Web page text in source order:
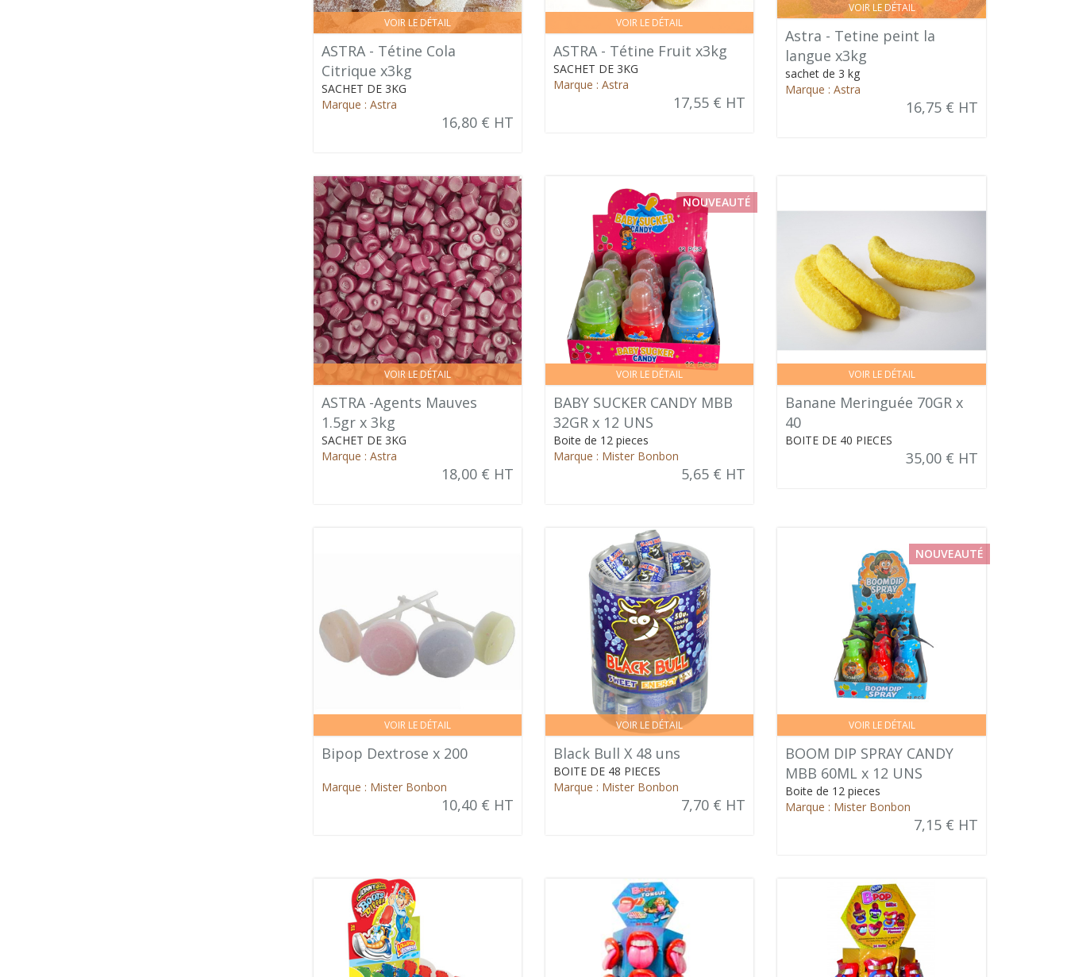
VOIR LE DÉTAIL
ASTRA - Tétine Cola
Citrique x3kg
SACHET DE 3KG
Marque : Astra
16,80 € HT
VOIR LE DÉTAIL
ASTRA - Tétine Fruit x3kg
SACHET DE 3KG
Marque : Astra
17,55 € HT
VOIR LE DÉTAIL
Astra - Tetine peint la
langue x3kg
sachet de 3 kg
Marque : Astra
16,75 € HT
VOIR LE DÉTAIL
ASTRA -Agents Mauves
1.5gr x 3kg
SACHET DE 3KG
Marque : Astra
18,00 € HT
VOIR LE DÉTAIL
NOUVEAUTÉ
BABY SUCKER CANDY MBB
32GR x 12 UNS
Boite de 12 pieces
Marque : Mister Bonbon
5,65 € HT
VOIR LE DÉTAIL
Banane Meringuée 70GR x
40
BOITE DE 40 PIECES
35,00 € HT
VOIR LE DÉTAIL
Bipop Dextrose x 200
Marque : Mister Bonbon
10,40 € HT
VOIR LE DÉTAIL
Black Bull X 48 uns
BOITE DE 48 PIECES
Marque : Mister Bonbon
7,70 € HT
VOIR LE DÉTAIL
NOUVEAUTÉ
BOOM DIP SPRAY CANDY
MBB 60ML x 12 UNS
Boite de 12 pieces
Marque : Mister Bonbon
7,15 € HT